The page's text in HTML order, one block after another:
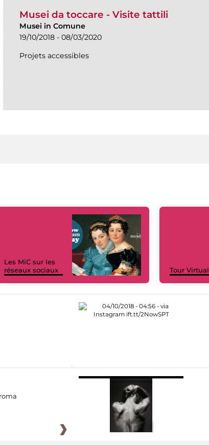
Musei da toccare - Visite tattili
Musei in Comune
19/10/2018 - 08/03/2020
Projets accessibles
Les MiC sur les
réseaux sociaux
Tour